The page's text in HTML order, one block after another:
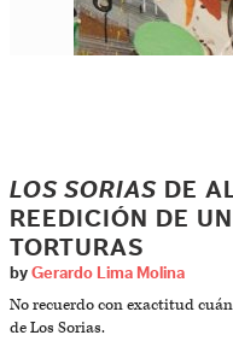
LOS SORIAS DE
REEDICIÓN DE
TORTURAS
by Gerardo Lima Molina
No recuerdo con exactitud
de Los Sorias.